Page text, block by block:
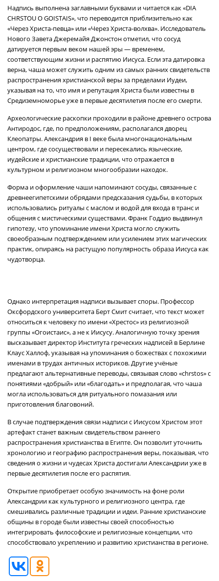
Надпись выполнена заглавными буквами и читается как «DIA
CHRSTOU O GOISTAIS», что переводится приблизительно как
«Через Христа-певца» или «Через Христа-волхва». Исследователь
Нового Завета Джеремайя Джонстон отметил, что сосуд
датируется первым веком нашей эры — временем,
соответствующим жизни и распятию Иисуса. Если эта датировка
верна, чаша может служить одним из самых ранних свидетельств
распространения христианской веры за пределами Иудеи,
указывая на то, что имя и репутация Христа были известны в
Средиземноморье уже в первые десятилетия после его смерти.
Археологические раскопки проходили в районе древнего острова
Антиродос, где, по предположениям, располагался дворец
Клеопатры. Александрия в I веке была многонациональным
центром, где сосуществовали и пересекались языческие,
иудейские и христианские традиции, что отражается в
культурном и религиозном многообразии находок.
Форма и оформление чаши напоминают сосуды, связанные с
древнеегипетскими обрядами предсказания судьбы, в которых
использовались ритуалы с маслом и водой для входа в транс и
общения с мистическими существами. Франк Годдио выдвинул
гипотезу, что упоминание имени Христа могло служить
своеобразным подтверждением или усилением этих магических
практик, опираясь на растущую популярность образа Иисуса как
чудотворца.
Однако интерпретация надписи вызывает споры. Профессор
Оксфордского университета Берт Смит считает, что текст может
относиться к человеку по имени «Хрестос» из религиозной
группы «Огоистаис», а не к Иисусу. Аналогичную точку зрения
высказывает директор Института греческих надписей в Берлине
Клаус Халлоф, указывая на упоминания о божествах с похожими
именами в трудах античных историков. Другие учёные
предлагают альтернативные переводы, связывая слово «chrstos» с
понятиями «добрый» или «благодать» и предполагая, что чаша
могла использоваться для ритуального помазания или
приготовления благовоний.
В случае подтверждения связи надписи с Иисусом Христом этот
артефакт станет важным свидетельством раннего
распространения христианства в Египте. Он позволит уточнить
хронологию и географию распространения веры, показывая, что
сведения о жизни и чудесах Христа достигали Александрии уже в
первые десятилетия после его распятия.
Открытие приобретает особую значимость на фоне роли
Александрии как культурного и религиозного центра, где
смешивались различные традиции и идеи. Ранние христианские
общины в городе были известны своей способностью
интегрировать философские и религиозные концепции, что
способствовало укреплению и развитию христианства в регионе.